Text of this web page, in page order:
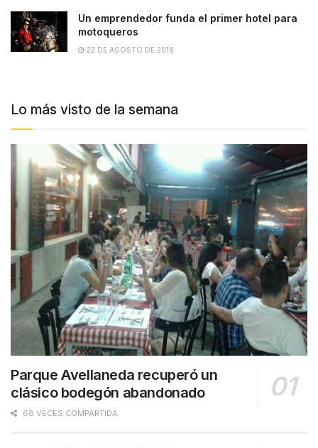
Un emprendedor funda el primer hotel para
motoqueros
22 DE AGOSTO DE 2018
Lo más visto de la semana
Parque Avellaneda recuperó un
clásico bodegón abandonado
68 VECES COMPARTIDA